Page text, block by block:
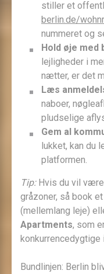
stiller et
berlin.de/
nummeret og
Hold øje med
lejligheder i
nætter, er det
Læs
naboer,
pludselige
Gem al
lukket, kan du
platformen.
Tip:Hvis du vil være
gråzoner, så book et
(mellemlang leje)
Apartments, som
konkurrencedygtige
Bundlinjen: Berlin